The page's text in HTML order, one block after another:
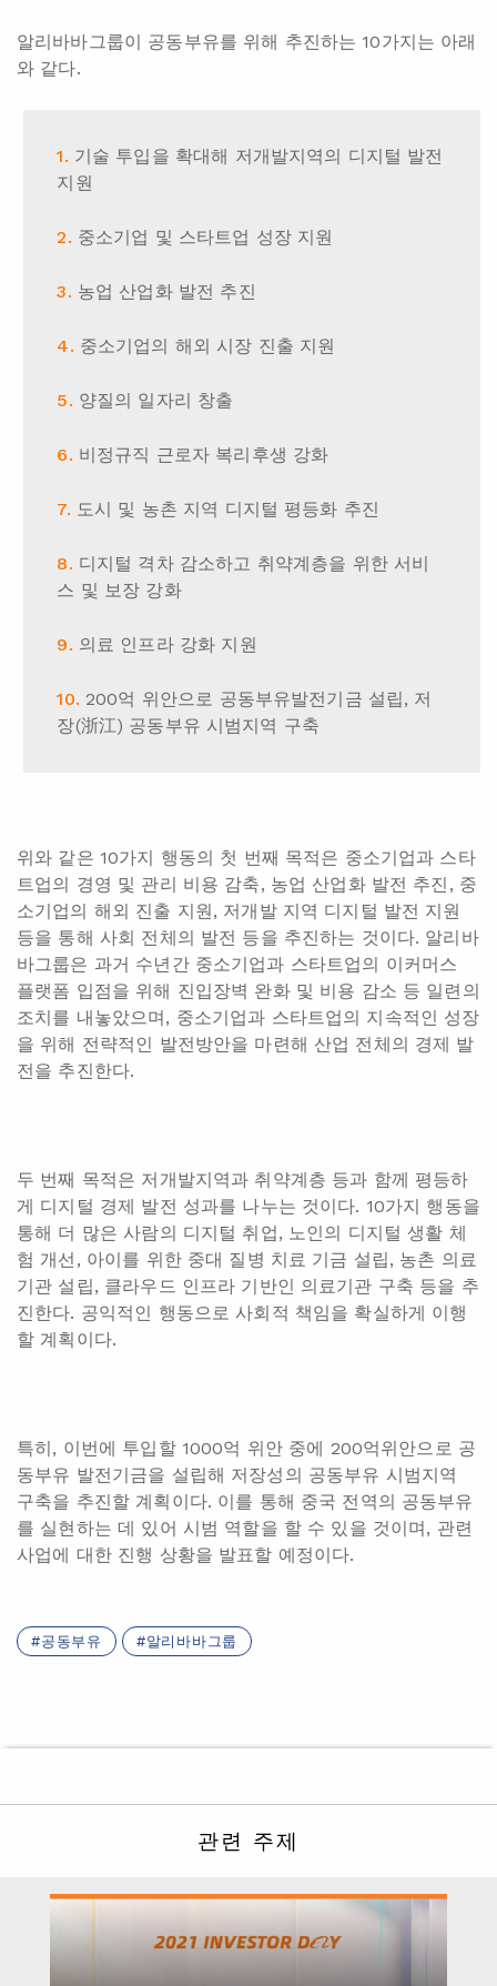
알리바바그룹이 공동부유를 위해 추진하는 10가지는 아래
와 같다.
기술 투입을 확대해 저개발지역의 디지털 발전
지원
중소기업 및 스타트업 성장 지원
농업 산업화 발전 추진
중소기업의 해외 시장 진출 지원
양질의 일자리 창출
비정규직 근로자 복리후생 강화
도시 및 농촌 지역 디지털 평등화 추진
디지털 격차 감소하고 취약계층을 위한 서비
스 및 보장 강화
의료 인프라 강화 지원
200억 위안으로 공동부유발전기금 설립, 저
장(浙江) 공동부유 시범지역 구축
위와 같은 10가지 행동의 첫 번째 목적은 중소기업과 스타
트업의 경영 및 관리 비용 감축, 농업 산업화 발전 추진, 중
소기업의 해외 진출 지원, 저개발 지역 디지털 발전 지원
등을 통해 사회 전체의 발전 등을 추진하는 것이다. 알리바
바그룹은 과거 수년간 중소기업과 스타트업의 이커머스
플랫폼 입점을 위해 진입장벽 완화 및 비용 감소 등 일련의
조치를 내놓았으며, 중소기업과 스타트업의 지속적인 성장
을 위해 전략적인 발전방안을 마련해 산업 전체의 경제 발
전을 추진한다.
두 번째 목적은 저개발지역과 취약계층 등과 함께 평등하
게 디지털 경제 발전 성과를 나누는 것이다. 10가지 행동을
통해 더 많은 사람의 디지털 취업, 노인의 디지털 생활 체
험 개선, 아이를 위한 중대 질병 치료 기금 설립, 농촌 의료
기관 설립, 클라우드 인프라 기반인 의료기관 구축 등을 추
진한다. 공익적인 행동으로 사회적 책임을 확실하게 이행
할 계획이다.
특히, 이번에 투입할 1000억 위안 중에 200억위안으로 공
동부유 발전기금을 설립해 저장성의 공동부유 시범지역
구축을 추진할 계획이다. 이를 통해 중국 전역의 공동부유
를 실현하는 데 있어 시범 역할을 할 수 있을 것이며, 관련
사업에 대한 진행 상황을 발표할 예정이다.
공동부유 알리바바그룹
관련 주제